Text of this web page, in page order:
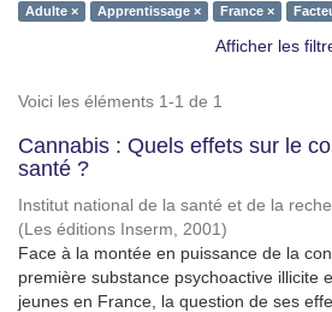
Adulte ×
Apprentissage × France ×
Afficher les
Voici les éléments 1-1 de 1
Cannabis : Quels effets sur le
santé ?
Institut national de la santé et de la
(Les éditions Inserm, 2001)
Face à la montée en puissance de la
première substance psychoactive illicite
jeunes en France, la question de ses